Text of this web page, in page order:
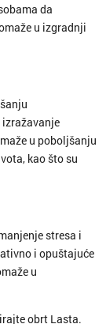
da
u izgradnji
u poboljšanju
kao što su
stresa i
i opuštajuće
u
obrt Lasta.